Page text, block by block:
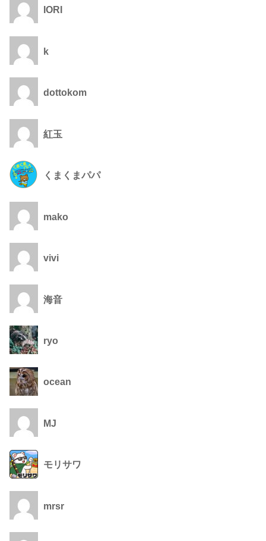
IORI
k
dottokom
紅玉
くまくまパパ
mako
vivi
海音
ryo
ocean
MJ
モリサワ
mrsr